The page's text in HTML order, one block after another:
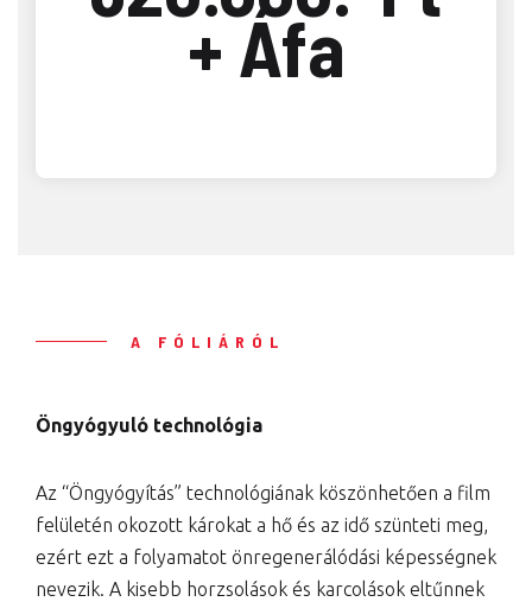
+ Áfa
A FÓLIÁRÓL
Öngyógyuló technológia
Az “Öngyógyítás” technológiának köszönhetően a film
felületén okozott károkat a hő és az idő szünteti meg,
ezért ezt a folyamatot önregenerálódási képességnek
nevezik. A kisebb horzsolások és karcolások eltűnnek